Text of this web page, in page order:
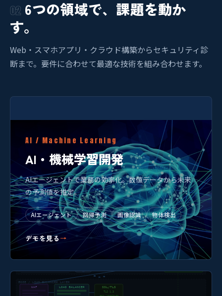
02 6つの領域で、課題を動か
す。
Web・スマホアプリ・クラウド構築からセキュリティ診
断まで。要件に合わせて最適な技術を組み合わせます。
AI / Machine Learning
AI・機械学習開発
AIエージェントで業務の効率化。数値データから未来
の予測値を推定。
AIエージェント 回帰予測 画像認識 物体検出
デモを見る →